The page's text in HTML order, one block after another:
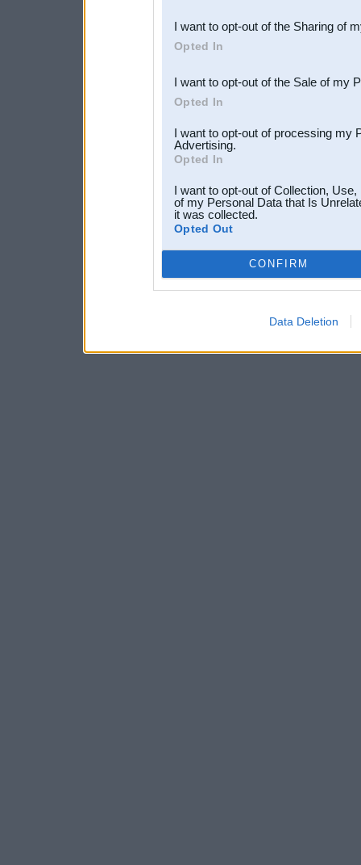
Downstream Participants
third parties.
I want to opt-out of the Sharing of
Opted In
I want to opt-out of the Sale of my
Opted In
I want to opt-out of processing my
Advertising.
Opted In
I want to opt-out of Collection,
of my Personal Data that Is
it was collected.
Opted Out
CONFIRM
Data Deletion